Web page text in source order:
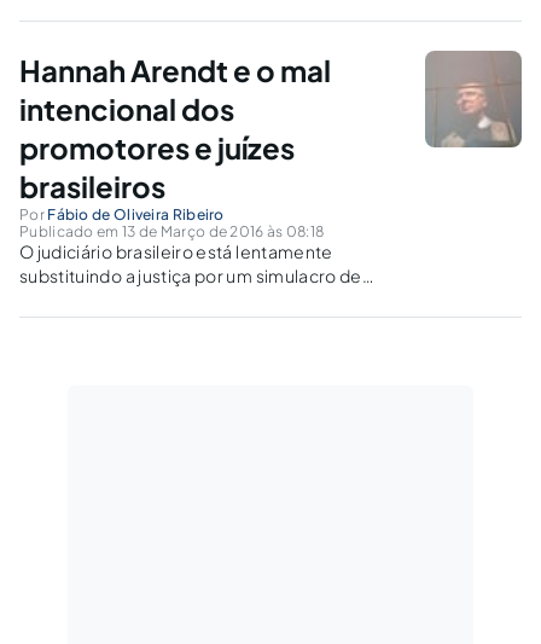
não a cumpre nem a faz cumprir.
Hannah Arendt e o mal
intencional dos
promotores e juízes
brasileiros
Por Fábio de Oliveira Ribeiro
Publicado em 13 de Março de 2016 às 08:18
O judiciário brasileiro está lentamente
substituindo a justiça por um simulacro de